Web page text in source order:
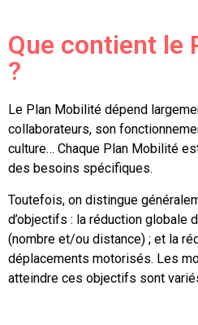
Que contient le
?
Le Plan Mobilité dépend
collaborateurs, son
culture… Chaque Plan Mobilité
des besoins spécifiques.
Toutefois, on distingue
d’objectifs : la réduction globale
(nombre et/ou distance) ; et la
déplacements motorisés. Les
atteindre ces objectifs sont